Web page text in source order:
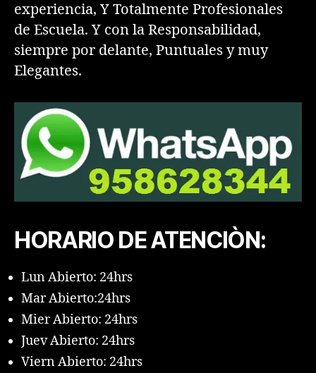
experiencia, Y Totalmente Profesionales
de Escuela. Y con la Responsabilidad,
siempre por delante, Puntuales y muy
Elegantes.
HORARIO DE ATENCIÒN:
Lun Abierto: 24hrs
Mar Abierto:24hrs
Mier Abierto: 24hrs
Juev Abierto: 24hrs
Viern Abierto: 24hrs